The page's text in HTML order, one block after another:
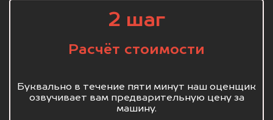
2 шаг
Расчёт стоимости
Буквально в течение пяти минут наш оценщик
озвучивает вам предварительную цену за
машину.